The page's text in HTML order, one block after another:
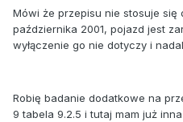
Mówi że przepisu nie stosuje się
października 2001, pojazd jest
wyłączenie go nie dotyczy i
Robię badanie dodatkowe na
9 tabela 9.2.5 i tutaj mam już